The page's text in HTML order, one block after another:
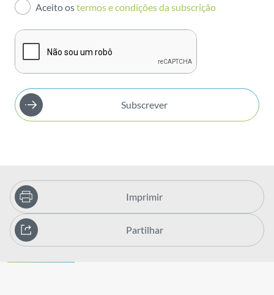
Publicações
Aceito ostermos e condições da subscrição
Subscrever
Imprimir
Partilhar